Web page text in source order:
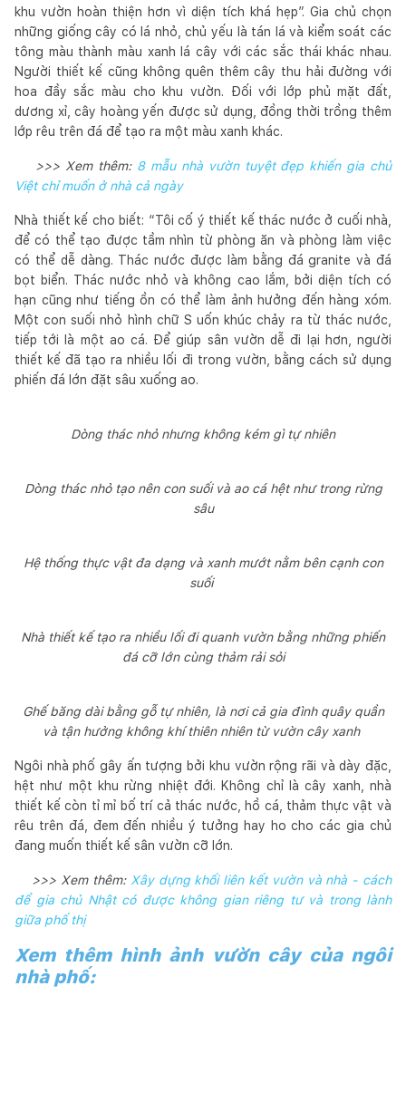
khu vườn hoàn thiện hơn vì diện tích khá hẹp”. Gia chủ chọn
những giống cây có lá nhỏ, chủ yếu là tán lá và kiểm soát các
tông màu thành màu xanh lá cây với các sắc thái khác nhau.
Người thiết kế cũng không quên thêm cây thu hải đường với
hoa đầy sắc màu cho khu vườn. Đối với lớp phủ mặt đất,
dương xỉ, cây hoàng yến được sử dụng, đồng thời trồng thêm
lớp rêu trên đá để tạo ra một màu xanh khác.
>>> Xem thêm: 8 mẫu nhà vườn tuyệt đẹp khiến gia chủ
Việt chỉ muốn ở nhà cả ngày
Nhà thiết kế cho biết: “Tôi cố ý thiết kế thác nước ở cuối nhà,
để có thể tạo được tầm nhìn từ phòng ăn và phòng làm việc
có thể dễ dàng. Thác nước được làm bằng đá granite và đá
bọt biển. Thác nước nhỏ và không cao lắm, bởi diện tích có
hạn cũng như tiếng ồn có thể làm ảnh hưởng đến hàng xóm.
Một con suối nhỏ hình chữ S uốn khúc chảy ra từ thác nước,
tiếp tới là một ao cá. Để giúp sân vườn dễ đi lại hơn, người
thiết kế đã tạo ra nhiều lối đi trong vườn, bằng cách sử dụng
phiến đá lớn đặt sâu xuống ao.
Dòng thác nhỏ nhưng không kém gì tự nhiên
Dòng thác nhỏ tạo nên con suối và ao cá hệt như trong rừng
sâu
Hệ thống thực vật đa dạng và xanh mướt nằm bên cạnh con
suối
Nhà thiết kế tạo ra nhiều lối đi quanh vườn bằng những phiến
đá cỡ lớn cùng thảm rải sỏi
Ghế băng dài bằng gỗ tự nhiên, là nơi cả gia đình quây quần
và tận hưởng không khí thiên nhiên từ vườn cây xanh
Ngôi nhà phố gây ấn tượng bởi khu vườn rộng rãi và dày đặc,
hệt như một khu rừng nhiệt đới. Không chỉ là cây xanh, nhà
thiết kế còn tỉ mỉ bố trí cả thác nước, hồ cá, thảm thực vật và
rêu trên đá, đem đến nhiều ý tưởng hay ho cho các gia chủ
đang muốn thiết kế sân vườn cỡ lớn.
>>> Xem thêm: Xây dựng khối liên kết vườn và nhà - cách
để gia chủ Nhật có được không gian riêng tư và trong lành
giữa phố thị
Xem thêm hình ảnh vườn cây của ngôi
nhà phố: